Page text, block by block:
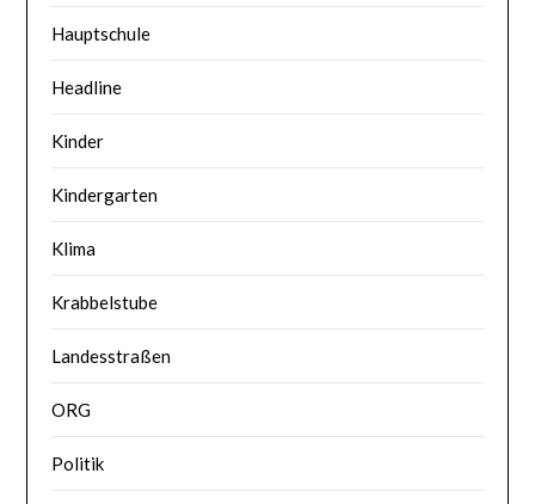
Hauptschule
Headline
Kinder
Kindergarten
Klima
Krabbelstube
Landesstraßen
ORG
Politik